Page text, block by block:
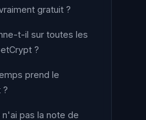
gratuit ?
t-il sur toutes les
?
prend le
?
pas la note de